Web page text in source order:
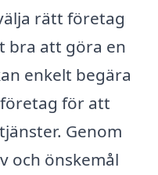
rätt företag
bra att göra en
enkelt begära
för att
Genom
och önskemål